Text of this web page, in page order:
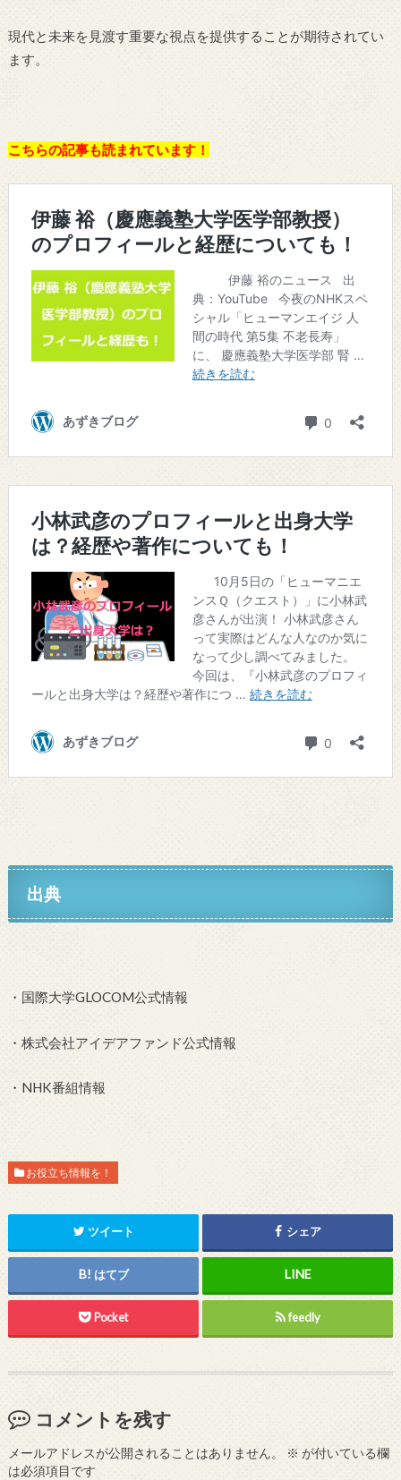
現代と未来を見渡す重要な視点を提供することが期待されてい
ます。
こちらの記事も読まれています！
出典
・国際大学GLOCOM公式情報
・株式会社アイデアファンド公式情報
・NHK番組情報
お役立ち情報を！
ツイート シェア
はてブ
Pocket feedly
コメントを残す
メールアドレスが公開されることはありません。 ※ が付いている欄
は必須項目です